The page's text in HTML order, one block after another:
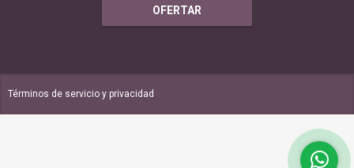
OFERTAR
Términos de servicio y privacidad